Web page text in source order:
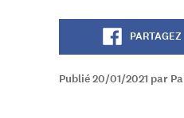
PARTAGEZ
Publié 20/01/2021 par